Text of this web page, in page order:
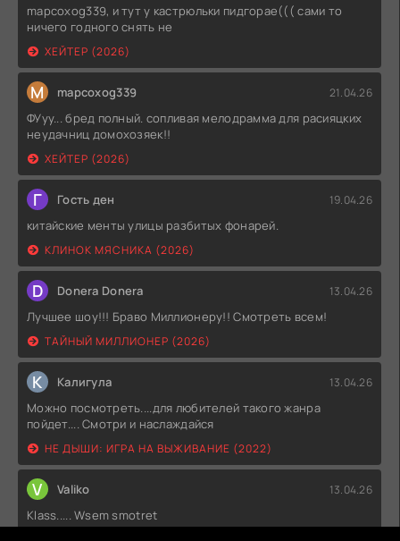
mapcoxog339, и тут у кастрюльки пидгорае((( сами то
ничего годного снять не
ХЕЙТЕР (2026)
M mapcoxog339 21.04.26
ФУуу... бред полный. сопливая мелодрамма для расияцких
неудачниц домохозяек!!
ХЕЙТЕР (2026)
Г Гость ден 19.04.26
китайские менты улицы разбитых фонарей.
КЛИНОК МЯСНИКА (2026)
D Donera Donera 13.04.26
Лучшее шоу!!! Браво Миллионеру!! Смотреть всем!
ТАЙНЫЙ МИЛЛИОНЕР (2026)
К Калигула 13.04.26
Можно посмотреть....для любителей такого жанра
пойдет.... Смотри и наслаждайся
НЕ ДЫШИ: ИГРА НА ВЫЖИВАНИЕ (2022)
V Valiko 13.04.26
Klass..... Wsem smotret